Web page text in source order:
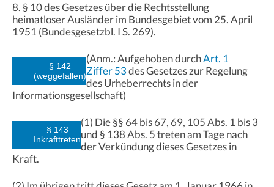
8. § 10 des Gesetzes über die Rechtsstellung
heimatloser Ausländer im Bundesgebiet vom 25. April
1951 (Bundesgesetzbl. I S. 269).
§ 142
(weggefallen)
(Anm.: Aufgehoben durchArt. 1
Ziffer 53des Gesetzes zur Regelung
des Urheberrechts in der
Informationsgesellschaft)
§ 143
Inkrafttreten
(1) Die §§ 64 bis 67, 69, 105 Abs. 1 bis 3
und § 138 Abs. 5 treten am Tage nach
der Verkündung dieses Gesetzes in
Kraft.